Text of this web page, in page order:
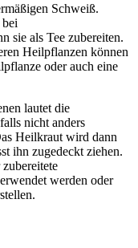
Schweiß.
sie als Tee zubereiten.
Heilpflanzen können
oder auch eine
lautet die
nicht anders
Heilkraut wird dann
ihn zugedeckt ziehen.
werden oder